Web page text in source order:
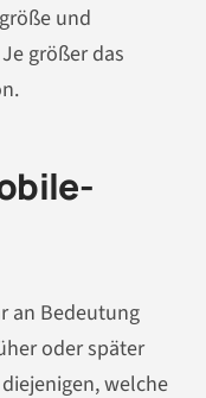
und
größer das
an Bedeutung
oder später
welche